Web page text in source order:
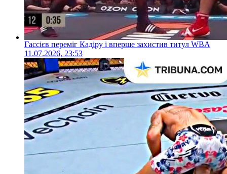
Гассієв переміг Кадіру і вперше захистив титул WBA
11.07.2026, 23:53